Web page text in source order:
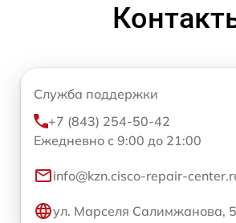
Служба поддержки
+7 (843) 254-50-42
Ежедневно с 9:00 до 21:00
info@kzn.cisco-repair-
ул. Марселя Салимжанова, 5